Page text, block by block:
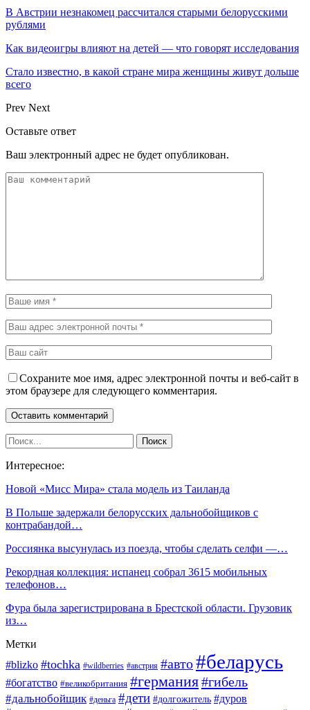
В Австрии незнакомец рассчитался старыми белорусскими
рублями
Как видеоигры влияют на детей — что говорят исследования
Стало известно, в какой стране мира женщины живут дольше
всего
Prev Next
Оставьте ответ
Ваш электронный адрес не будет опубликован.
Сохраните мое имя, адрес электронной почты и веб-сайт в
этом браузере для следующего комментария.
Интересное:
Новой «Мисс Мира» стала модель из Таиланда
В Польше задержали белорусских дальнобойщиков с
контрабандой…
Россиянка высунулась из поезда, чтобы сделать селфи —…
Рекордная коллекция: испанец собрал 3615 мобильных
телефонов…
Фура была зарегистрирована в Брестской области. Грузовик
из…
Метки
#blizko #tochka #wildberries #австрия #авто#беларусь
#богатство #великобритания #германия#гибель
#дальнобойщик #деньга #дети #долгожитель #дуров